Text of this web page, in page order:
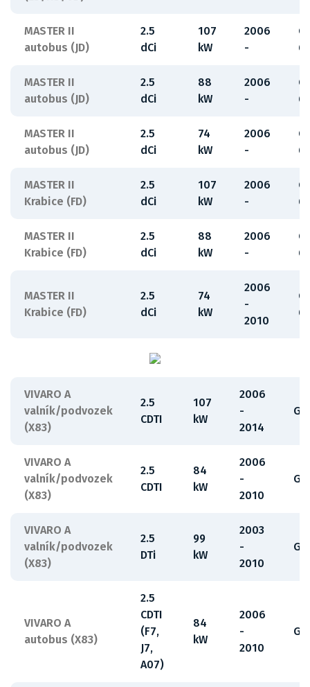
MASTER II
autobus (JD)
2.5
dCi
107
kW
2006
-
MASTER II
autobus (JD)
2.5
dCi
88
kW
2006
-
MASTER II
autobus (JD)
2.5
dCi
74
kW
2006
-
MASTER II
Krabice (FD)
2.5
dCi
107
kW
2006
-
MASTER II
Krabice (FD)
2.5
dCi
88
kW
2006
-
MASTER II
Krabice (FD)
2.5
dCi
74
kW
2006
-
2010
VIVARO A
valník/podvozek
(X83)
2.5
CDTI
107
kW
2006
-
2014
VIVARO A
valník/podvozek
(X83)
2.5
CDTI
84
kW
2006
-
2010
VIVARO A
valník/podvozek
(X83)
2.5
DTi
99
kW
2003
-
2010
VIVARO A
autobus (X83)
2.5
CDTI
(F7,
J7,
A07)
84
kW
2006
-
2010